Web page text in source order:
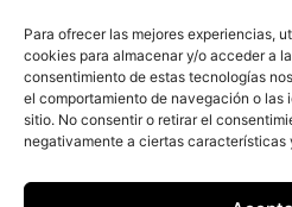
Para ofrecer las mejores experiencias,
cookies para almacenar y/o acceder a
consentimiento de estas tecnologías
el comportamiento de navegación o
sitio. No consentir o retirar el
negativamente a ciertas características
+ Contenido en